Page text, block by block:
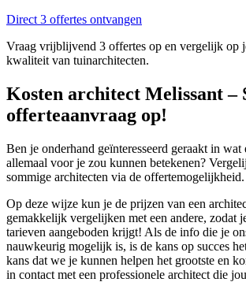
Direct 3 offertes ontvangen
Vraag vrijblijvend 3 offertes op en vergelijk op
kwaliteit van tuinarchitecten.
Kosten architect Melissant –
offerteaanvraag op!
Ben je onderhand geïnteresseerd geraakt in wat
allemaal voor je zou kunnen betekenen?
sommige architecten via de offertemogelijkheid.
Op deze wijze kun je de prijzen van een
gemakkelijk vergelijken met een andere, zodat
tarieven aangeboden krijgt! Als de info die je
nauwkeurig mogelijk is, is de kans op succes
kans dat we je kunnen helpen het grootste en
in contact met een professionele architect die